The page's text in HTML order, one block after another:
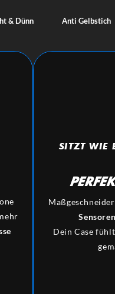
& Dünn Anti Gelbstich
SITZT WIE
Sensoren
Dein Case